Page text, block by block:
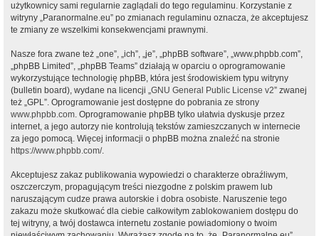
użytkownicy sami regularnie zaglądali do tego regulaminu. Korzystanie z
witryny „Paranormalne.eu” po zmianach regulaminu oznacza, że akceptujesz
te zmiany ze wszelkimi konsekwencjami prawnymi.
Nasze fora zwane też „one”, „ich”, „je”, „phpBB software”, „www.phpbb.com”,
„phpBB Limited”, „phpBB Teams” działają w oparciu o oprogramowanie
wykorzystujące technologię phpBB, która jest środowiskiem typu witryny
(bulletin board), wydane na licencji „GNU General Public License v2” zwanej
też „GPL”. Oprogramowanie jest dostępne do pobrania ze strony
www.phpbb.com. Oprogramowanie phpBB tylko ułatwia dyskusje przez
internet, a jego autorzy nie kontrolują tekstów zamieszczanych w internecie
za jego pomocą. Więcej informacji o phpBB można znaleźć na stronie
https://www.phpbb.com/.
Akceptujesz zakaz publikowania wypowiedzi o charakterze obraźliwym,
oszczerczym, propagującym treści niezgodne z polskim prawem lub
naruszającym cudze prawa autorskie i dobra osobiste. Naruszenie tego
zakazu może skutkować dla ciebie całkowitym zablokowaniem dostępu do
tej witryny, a twój dostawca internetu zostanie powiadomiony o twoim